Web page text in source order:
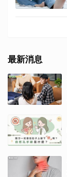
最新消息